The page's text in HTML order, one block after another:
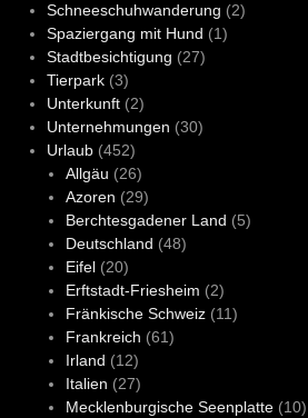
Schneeschuhwanderung (2)
Spaziergang mit Hund (1)
Stadtbesichtigung (27)
Tierpark(3)
Unterkunft(2)
Unternehmungen (30)
Urlaub(452)
Allgäu (26)
Azoren (29)
Berchtesgadener Land (5)
Deutschland (48)
Eifel(20)
Erftstadt-Friesheim (2)
Fränkische Schweiz(11)
Frankreich (61)
Irland (12)
Italien (27)
Mecklenburgische Seenplatte(10)